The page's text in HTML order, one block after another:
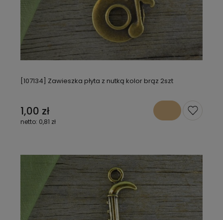
[107134] Zawieszka płyta z nutką kolor brąz 2szt
1,00 zł
0,81 zł